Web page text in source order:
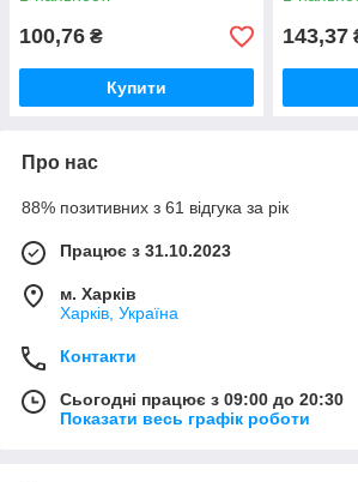
100,76 ₴
Купити
143,37
Про нас
88% позитивних з 61 відгука за рік
Працює з 31.10.2023
м. Харків
Харків, Україна
Контакти
Сьогодні працює з 09:00 до 20:30
Показати весь графік роботи